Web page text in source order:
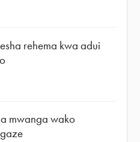
rehema kwa adui
mwanga wako